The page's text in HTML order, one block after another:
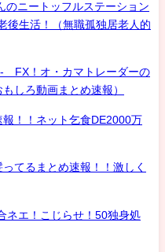
のニートッフルステーション
後生活！（無職孤独居老人的
FX！オ・カマトレーダーの
しろ動画まとめ速報）
！！ネット乞食DE2000万
てるまとめ速報！！激しく
ネエ！こじらせ！50独身処